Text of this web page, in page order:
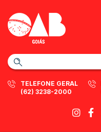
TELEFONE GERAL
(62) 3238-2000